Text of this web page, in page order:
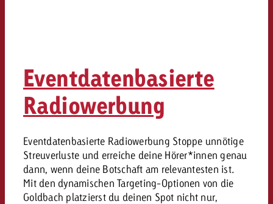
Eventdatenbasierte
Radiowerbung
Eventdatenbasierte Radiowerbung Stoppe unnötige
Streuverluste und erreiche deine Hörer*innen genau
dann, wenn deine Botschaft am relevantesten ist.
Mit den dynamischen Targeting-Optionen von die
Goldbach platzierst du deinen Spot nicht nur,